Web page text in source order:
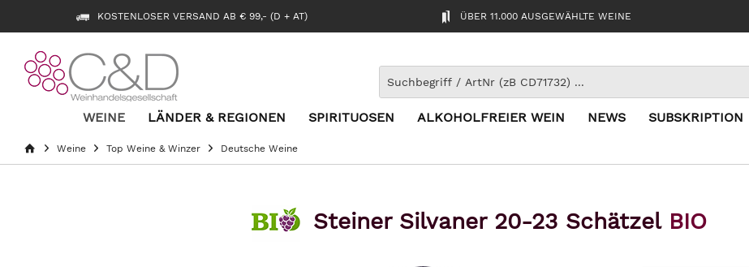
KOSTENLOSER VERSAND AB € 99,- (D + AT) ÜBER 11.000 AUSGEWÄHLTE WEINE
WEINE LÄNDER & REGIONEN SPIRITUOSEN ALKOHOLFREIER WEIN NEWS SUBSKRIPTION
Weine Top Weine & Winzer Deutsche Weine
Steiner Silvaner 20-23 Schätzel BIO